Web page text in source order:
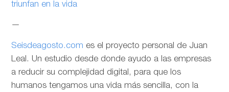
triunfan en la vida
—
Seisdeagosto.com es el proyecto personal de Juan
Leal. Un estudio desde donde ayudo a las empresas
a reducir su complejidad digital, para que los
humanos tengamos una vida más sencilla, con la